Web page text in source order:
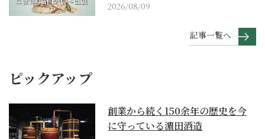
2026/08/09
記事一覧へ
ピックアップ
創業から続く150余年の歴史を今
に守っている濵田酒造